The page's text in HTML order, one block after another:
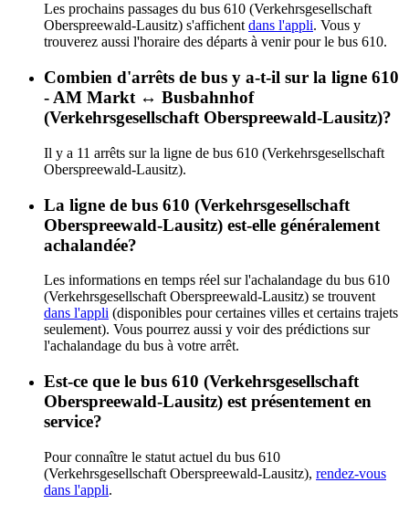
Les prochains passages du bus 610 (Verkehrsgesellschaft
Oberspreewald-Lausitz) s'affichent dans l'appli. Vous y
trouverez aussi l'horaire des départs à venir pour le bus 610.
Combien d'arrêts de bus y a-t-il sur la ligne 610
- AM Markt ↔︎ Busbahnhof
(Verkehrsgesellschaft Oberspreewald-Lausitz)?
Il y a 11 arrêts sur la ligne de bus 610 (Verkehrsgesellschaft
Oberspreewald-Lausitz).
La ligne de bus 610 (Verkehrsgesellschaft
Oberspreewald-Lausitz) est-elle généralement
achalandée?
Les informations en temps réel sur l'achalandage du bus 610
(Verkehrsgesellschaft Oberspreewald-Lausitz) se trouvent
dans l'appli (disponibles pour certaines villes et certains trajets
seulement). Vous pourrez aussi y voir des prédictions sur
l'achalandage du bus à votre arrêt.
Est-ce que le bus 610 (Verkehrsgesellschaft
Oberspreewald-Lausitz) est présentement en
service?
Pour connaître le statut actuel du bus 610
(Verkehrsgesellschaft Oberspreewald-Lausitz), rendez-vous
dans l'appli.